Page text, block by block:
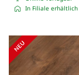
In Filiale erhältlich